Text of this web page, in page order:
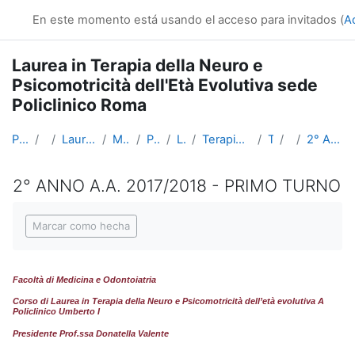
En este momento está usando el acceso para invitados (
Laurea in Terapia della Neuro e
Psicomotricità dell'Età Evolutiva sede
Policlinico Roma
Página Principal CursosLauree triennali, magistrali, a ciclo unico Medicina e Odontoiatria Professioni Sanitarie Lauree Triennali Terapia della Neuro e Psicomotricità dell'età evolutiva TNPEE Roma Tirocini2° ANNO A.A. 2017/2018 - PRIMO TURNO
2° ANNO A.A. 2017/2018 - PRIMO TURNO
Marcar como hecha
Facoltà di Medicina e Odontoiatria
Corso di Laurea in Terapia della Neuro e Psicomotricità dell’età evolutiva A
Policlinico Umberto I
Presidente Prof.ssa Donatella Valente